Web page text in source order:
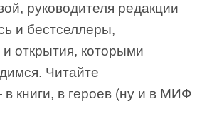
руководителя редакции
и бестселлеры,
открытия, которыми
Читайте
книги, в героев (ну и в МИФ